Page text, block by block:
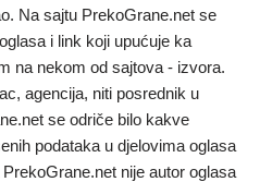
Na sajtu PrekoGrane.net se
i link koji upućuje ka
na nekom od sajtova - izvora.
agencija, niti posrednik u
se odriče bilo kakve
podataka u djelovima oglasa
nije autor oglasa